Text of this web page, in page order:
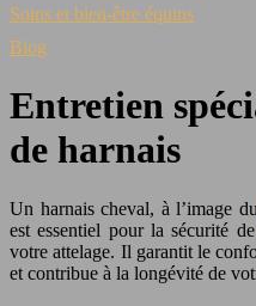
Soins et bien-être équins
Blog
Entretien
de harnais
Un harnais cheval, à l’image du
est essentiel pour la sécurité
votre attelage. Il garantit le
et contribue à la longévité de